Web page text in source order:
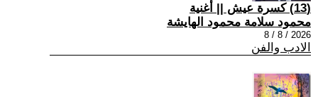
(13) كسرة عيش || أغنية
محمود سلامة محمود الهايشة
2026 / 8 / 8
الادب والفن